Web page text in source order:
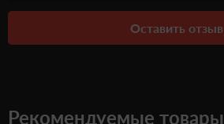
Оставить отзыв
Рекомендуемые товары